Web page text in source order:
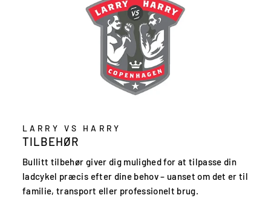
LARRY VS HARRY
TILBEHØR
Bullitt tilbehør giver dig mulighed for at tilpasse din
ladcykel præcis efter dine behov – uanset om det er til
familie, transport eller professionelt brug.